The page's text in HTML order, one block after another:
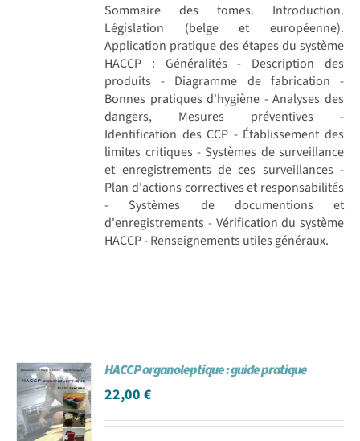
Sommaire des tomes. Introduction.
Législation (belge et européenne).
Application pratique des étapes du système
HACCP : Généralités - Description des
produits - Diagramme de fabrication -
Bonnes pratiques d'hygiène - Analyses des
dangers, Mesures préventives -
Identification des CCP - Établissement des
limites critiques - Systèmes de surveillance
et enregistrements de ces surveillances -
Plan d'actions correctives et responsabilités
- Systèmes de documentions et
d'enregistrements - Vérification du système
HACCP - Renseignements utiles généraux.
HACCP organoleptique : guide pratique
22,00€